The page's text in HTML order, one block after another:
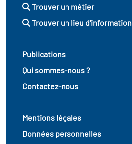
Trouver un métier
Trouver un lieu d'information
Publications
Qui sommes-nous ?
Contactez-nous
Mentions légales
Données personnelles